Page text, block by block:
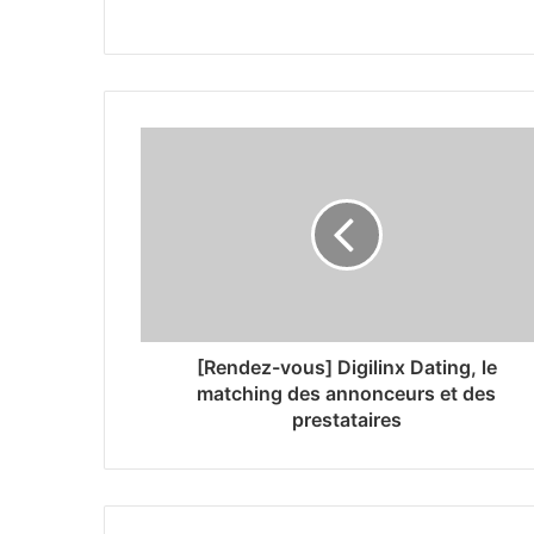
[Rendez-vous] Digilinx Dating, le
matching des annonceurs et des
prestataires